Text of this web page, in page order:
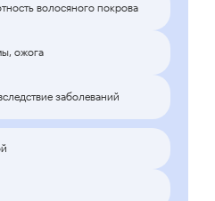
волосяного покрова
ожога
заболеваний